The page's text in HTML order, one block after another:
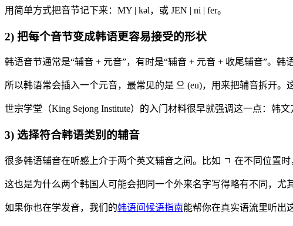
用简单方式把音节记下来：MY | kəl，或 JEN | ni | fer。
2) 把每个音节变成韩语更容易接受的形状
韩语音节通常是“辅音 + 元音”，有时是“辅音 + 元音 + 收尾辅音”。韩
所以韩语常会插入一个元音，最常见的是 으 (eu)，用来把辅音拆开。
世宗学堂（King Sejong Institute）的入门材料很早就强调这一点：韩
3) 选择符合韩语类别的辅音
很多韩语辅音在听感上介于两个英文辅音之间。比如 ㄱ 在不同位置时
这也是为什么两个韩国人可能会把同一个外来名字写得略有不同，尤
如果你也在学发音，我们的韩语问候语指南能帮你在真实语流里听出